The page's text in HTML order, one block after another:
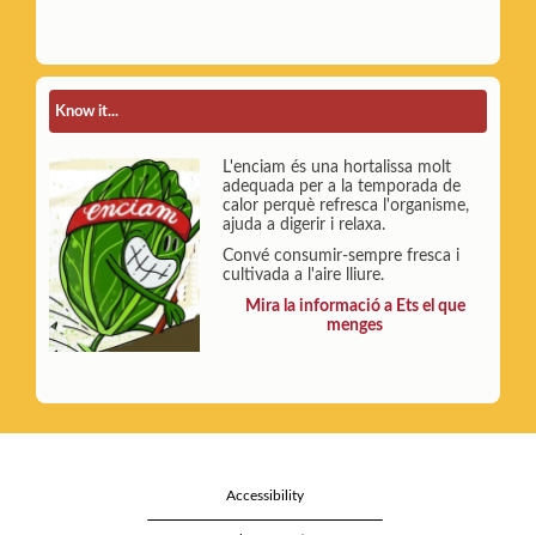
Know it...
L'enciam és una hortalissa molt
adequada per a la temporada de
calor perquè refresca l'organisme,
ajuda a digerir i relaxa.
Convé consumir-sempre fresca i
cultivada a l'aire lliure.
Mira la informació a Ets el que
menges
Accessibility